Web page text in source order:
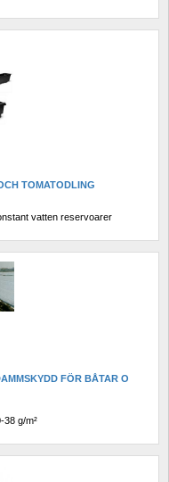
TOMATODLING
vatten reservoarer
FÖR BÅTAR O
38 g/m²